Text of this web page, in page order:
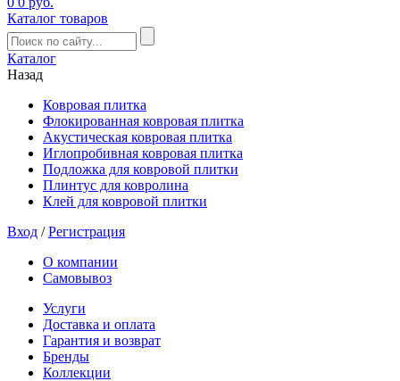
Каталог товаров
Каталог
Назад
Ковровая плитка
Флокированная ковровая плитка
Акустическая ковровая плитка
Иглопробивная ковровая плитка
Подложка для ковровой плитки
Плинтус для ковролина
Клей для ковровой плитки
Вход /Регистрация
О компании
Самовывоз
Услуги
Доставка и оплата
Гарантия и возврат
Бренды
Коллекции